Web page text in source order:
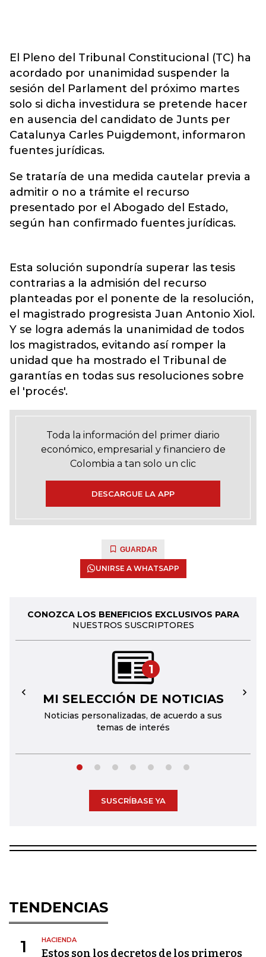
El Pleno del Tribunal Constitucional (TC) ha
acordado por unanimidad suspender la
sesión del Parlament del próximo martes
solo si dicha investidura se pretende hacer
en ausencia del candidato de Junts per
Catalunya Carles Puigdemont, informaron
fuentes jurídicas.
Se trataría de una medida cautelar previa a
admitir o no a trámite el recurso
presentado por el Abogado del Estado,
según han confirmado fuentes jurídicas.
Esta solución supondría superar las tesis
contrarias a la admisión del recurso
planteadas por el ponente de la resolución,
el magistrado progresista Juan Antonio Xiol.
Y se logra además la unanimidad de todos
los magistrados, evitando así romper la
unidad que ha mostrado el Tribunal de
garantías en todas sus resoluciones sobre
el 'procés'.
Toda la información del primer diario
económico, empresarial y financiero de
Colombia a tan solo un clic
DESCARGUE LA APP
GUARDAR
UNIRSE A WHATSAPP
CONOZCA LOS BENEFICIOS EXCLUSIVOS PARA
NUESTROS SUSCRIPTORES
1
MI SELECCIÓN DE NOTICIAS
Noticias personalizadas, de acuerdo a sus
temas de interés
← →
SUSCRÍBASE YA
TENDENCIAS
1 HACIENDA
Estos son los decretos de los primeros